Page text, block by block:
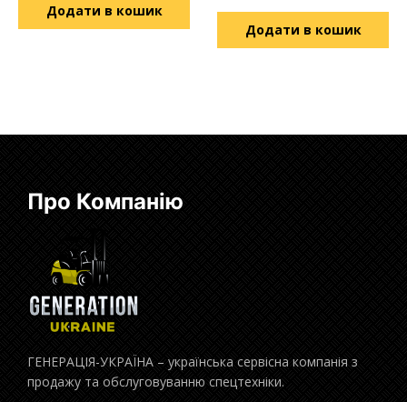
Додати в кошик
Додати в кошик
Про Компанію
ГЕНЕРАЦІЯ-УКРАЇНА – українська сервісна компанія з
продажу та обслуговуванню спецтехніки.